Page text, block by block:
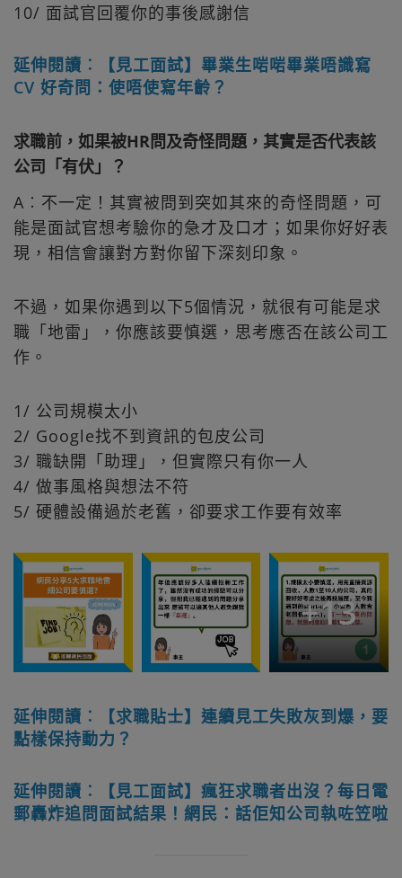
10/ 面試官回覆你的事後感謝信
延伸閱讀︰【見工面試】畢業生啱啱畢業唔識寫
CV 好奇問：使唔使寫年齡？
求職前，如果被HR問及奇怪問題，其實是否代表該
公司「有伏」？
A︰不一定！其實被問到突如其來的奇怪問題，可
能是面試官想考驗你的急才及口才；如果你好好表
現，相信會讓對方對你留下深刻印象。
不過，如果你遇到以下5個情況，就很有可能是求
職「地雷」，你應該要慎選，思考應否在該公司工
作。
1/ 公司規模太小
2/ Google找不到資訊的包皮公司
3/ 職缺開「助理」，但實際只有你一人
4/ 做事風格與想法不符
5/ 硬體設備過於老舊，卻要求工作要有效率
+13
延伸閱讀︰【求職貼士】連續見工失敗灰到爆，要
點樣保持動力？
延伸閱讀︰【見工面試】瘋狂求職者出沒？每日電
郵轟炸追問面試結果！網民：話佢知公司執咗笠啦